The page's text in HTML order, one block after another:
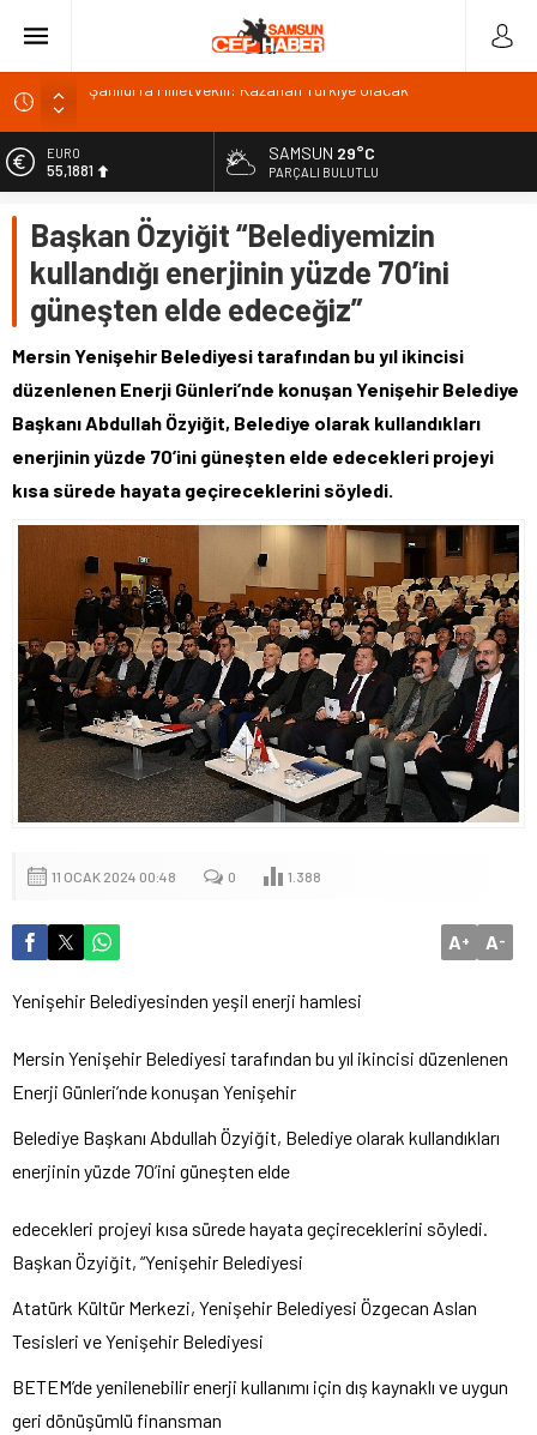
İSDEMİR’in 2026 ilk yarı yatırımları büyük ivme kazandı
Trabzonspor’da kombine satışında rekor: 18 bin
Van’da Sahil Yolu kavşak düzenlemesi tamamlandı
Şanlıurfa Milletvekili: Kazanan Türkiye olacak
ALTIN
6.660,55
13.779,39
DOLAR
47,7111
55,1881
SAMSUN 29°C
PARÇALI BULUTLU
Başkan Özyiğit “Belediyemizin
kullandığı enerjinin yüzde 70’ini
güneşten elde edeceğiz”
Mersin Yenişehir Belediyesi tarafından bu yıl ikincisi
düzenlenen Enerji Günleri’nde konuşan Yenişehir Belediye
Başkanı Abdullah Özyiğit, Belediye olarak kullandıkları
enerjinin yüzde 70’ini güneşten elde edecekleri projeyi
kısa sürede hayata geçireceklerini söyledi.
11 OCAK 2024 00:48 0 1.388
A+ A-
Yenişehir Belediyesinden yeşil enerji hamlesi
Mersin Yenişehir Belediyesi tarafından bu yıl ikincisi düzenlenen
Enerji Günleri’nde konuşan Yenişehir
Belediye Başkanı Abdullah Özyiğit, Belediye olarak kullandıkları
enerjinin yüzde 70’ini güneşten elde
edecekleri projeyi kısa sürede hayata geçireceklerini söyledi.
Başkan Özyiğit, “Yenişehir Belediyesi
Atatürk Kültür Merkezi, Yenişehir Belediyesi Özgecan Aslan
Tesisleri ve Yenişehir Belediyesi
BETEM’de yenilenebilir enerji kullanımı için dış kaynaklı ve uygun
geri dönüşümlü finansman